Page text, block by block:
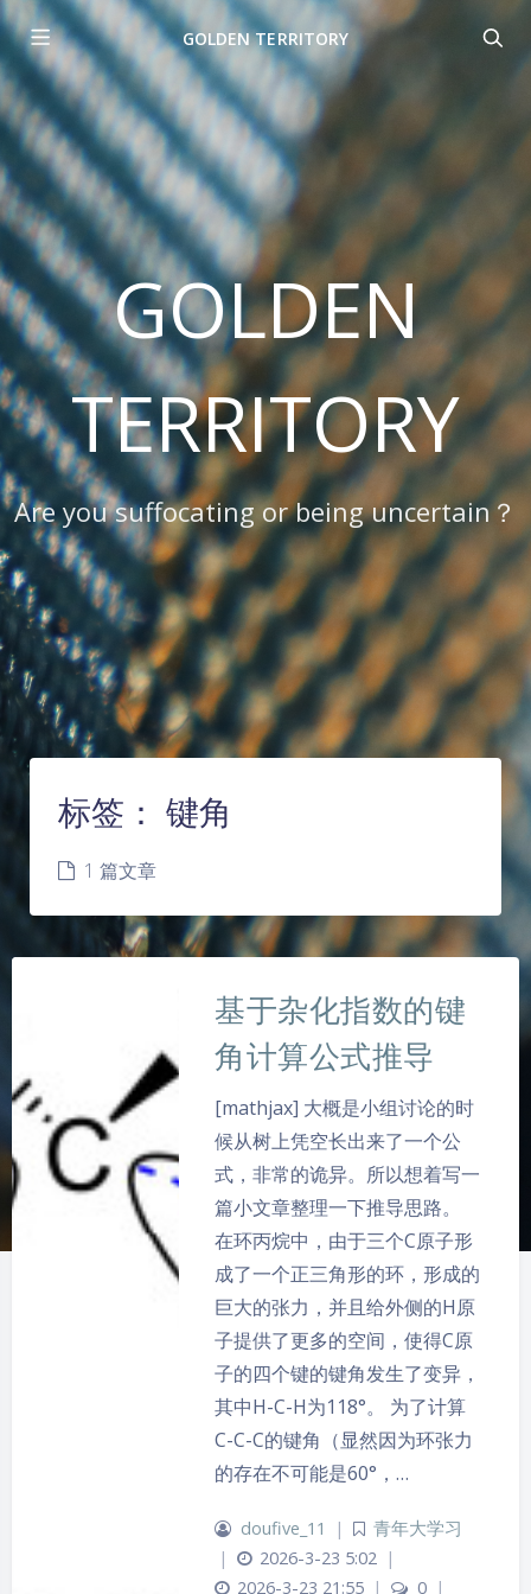
GOLDEN TERRITORY
GOLDEN
TERRITORY
Are you suffocating or being uncertain？
Sans Serif
关闭 日落 暗化
标签： 键角
1 篇文章
基于杂化指数的键
角计算公式推导
[mathjax] 大概是小组讨论的时
候从树上凭空长出来了一个公
式，非常的诡异。所以想着写一
篇小文章整理一下推导思路。
在环丙烷中，由于三个C原子形
成了一个正三角形的环，形成的
巨大的张力，并且给外侧的H原
子提供了更多的空间，使得C原
子的四个键的键角发生了变异，
其中H-C-H为118°。 为了计算
C-C-C的键角（显然因为环张力
的存在不可能是60°，…
doufive_11 |
青年大学习
|
2026-3-23 5:02 |
2026-3-23 21:55 | 0 |